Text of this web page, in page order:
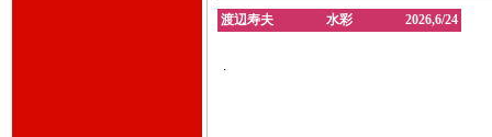
渡辺寿夫 水彩 2026,6/24
.